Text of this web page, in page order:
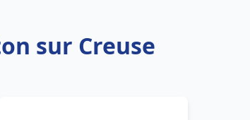
sur Creuse